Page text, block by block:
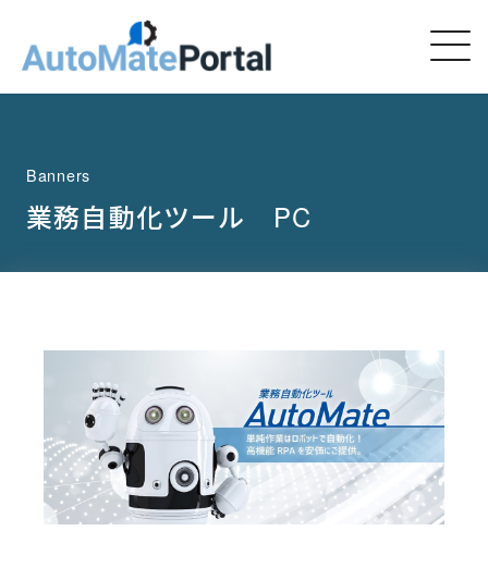
Banners
業務自動化ツール PC